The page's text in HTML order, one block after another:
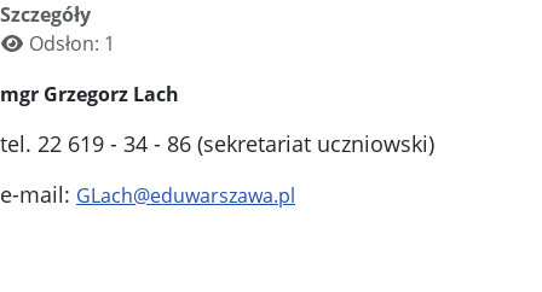
Szczegóły
Odsłon: 1
mgr Grzegorz Lach
tel. 22 619 - 34 - 86 (sekretariat uczniowski)
e-mail: GLach@eduwarszawa.pl